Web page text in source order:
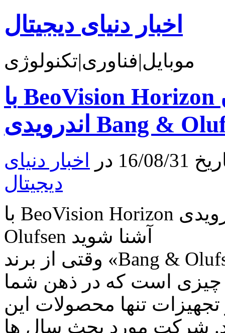
اخبار دنیای دیجیتال
موبایل|فناوری|تکنولوژی
با BeoVision Horizon جدیدترین تلویزیون
در
اخبار دنیای
دیجیتال
با BeoVision Horizon جدیدترین تلویزیون اندرویدی Bang &
Olufsen آشنا شوید
وقتی از برند «Bang & Olufsen» سخن به میان می آید به
چیزی است که در ذهن شما
تنها محصولات این